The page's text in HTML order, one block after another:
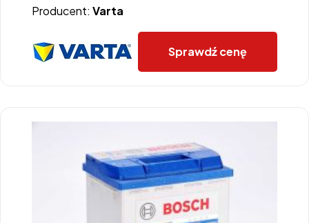
Producent: Varta
Sprawdź cenę